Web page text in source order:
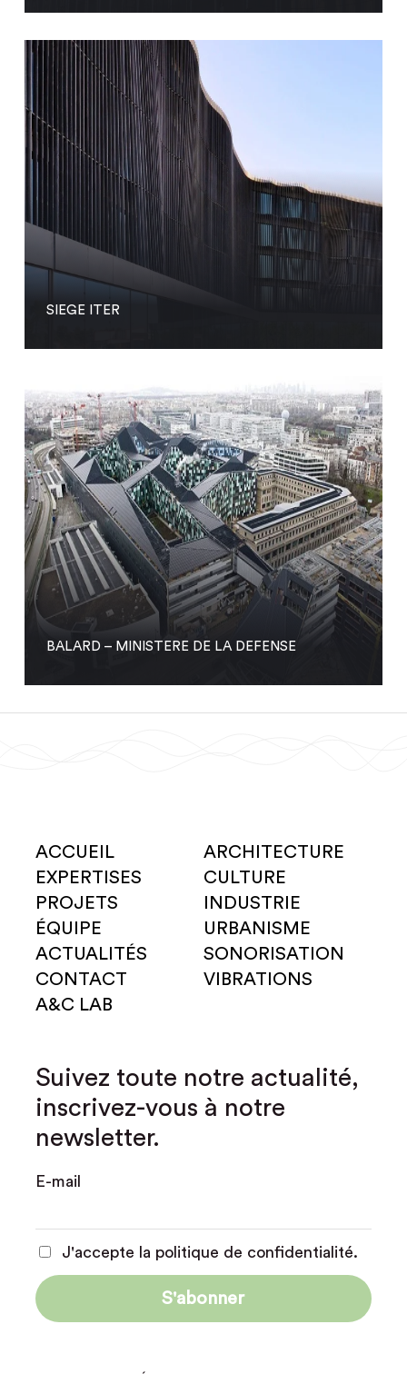
SIEGE ITER
BALARD – MINISTERE DE LA DEFENSE
ACCUEIL
EXPERTISES
PROJETS
ÉQUIPE
ACTUALITÉS
CONTACT
A&C LAB
ARCHITECTURE
CULTURE
INDUSTRIE
URBANISME
SONORISATION
VIBRATIONS
Suivez toute notre actualité,
inscrivez-vous à notre
newsletter.
E-mail
J'accepte la politique de confidentialité.